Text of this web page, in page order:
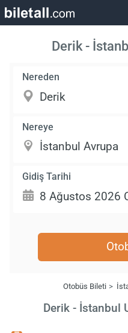
Derik -
Nereden
Nereye
Gidiş Tarihi
Otobüs Bileti
Derik - İstanbul